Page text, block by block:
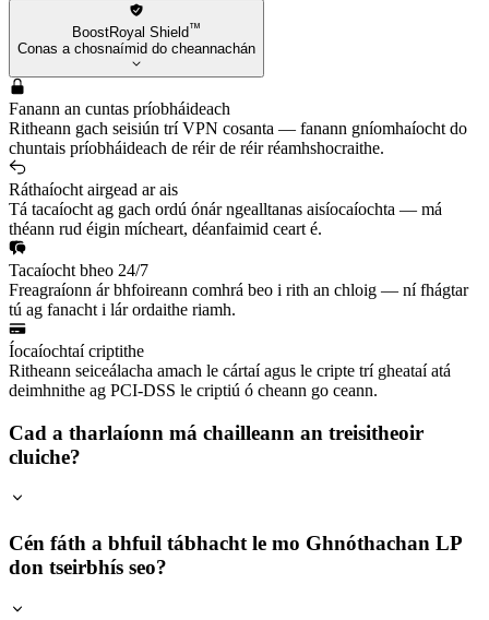
BoostRoyal Shield™
Conas a chosnaímid do cheannachán
Fanann an cuntas príobháideach
Ritheann gach seisiún trí VPN cosanta — fanann gníomhaíocht do
chuntais príobháideach de réir de réir réamhshocraithe.
Ráthaíocht airgead ar ais
Tá tacaíocht ag gach ordú ónár ngealltanas aisíocaíochta — má
théann rud éigin mícheart, déanfaimid ceart é.
Tacaíocht bheo 24/7
Freagraíonn ár bhfoireann comhrá beo i rith an chloig — ní fhágtar
tú ag fanacht i lár ordaithe riamh.
Íocaíochtaí criptithe
Ritheann seiceálacha amach le cártaí agus le cripte trí gheataí atá
deimhnithe ag PCI-DSS le criptiú ó cheann go ceann.
Cad a tharlaíonn má chailleann an treisitheoir
cluiche?
Cén fáth a bhfuil tábhacht le mo Ghnóthachan LP
don tseirbhís seo?